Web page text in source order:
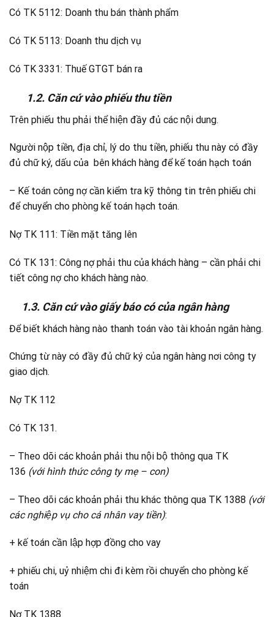
Có TK 5112: Doanh thu bán thành phẩm
Có TK 5113: Doanh thu dịch vụ
Có TK 3331: Thuế GTGT bán ra
1.2. Căn cứ vào phiếu thu tiền
Trên phiếu thu phải thể hiện đầy đủ các nội dung.
Người nộp tiền, địa chỉ, lý do thu tiền, phiếu thu này có đầy
đủ chữ ký, dấu của bên khách hàng để kế toán hạch toán
– Kế toán công nợ cần kiểm tra kỹ thông tin trên phiếu chi
để chuyển cho phòng kế toán hạch toán.
Nợ TK 111: Tiền mặt tăng lên
Có TK 131: Công nợ phải thu của khách hàng – cần phải chi
tiết công nợ cho khách hàng nào.
1.3. Căn cứ vào giấy báo có của ngân hàng
Để biết khách hàng nào thanh toán vào tài khoản ngân hàng.
Chứng từ này có đầy đủ chữ ký của ngân hàng nơi công ty
giao dịch.
Nợ TK 112
Có TK 131.
– Theo dõi các khoản phải thu nội bộ thông qua TK
136 (với hình thức công ty mẹ – con)
– Theo dõi các khoản phải thu khác thông qua TK 1388 (với
các nghiệp vụ cho cá nhân vay tiền):
+ kế toán cần lập hợp đồng cho vay
+ phiếu chi, uỷ nhiệm chi đi kèm rồi chuyển cho phòng kế
toán
Nợ TK 1388